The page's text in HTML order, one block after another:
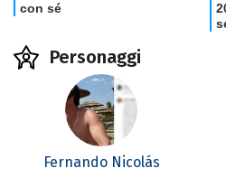
Personaggi
Fernando Nicolás